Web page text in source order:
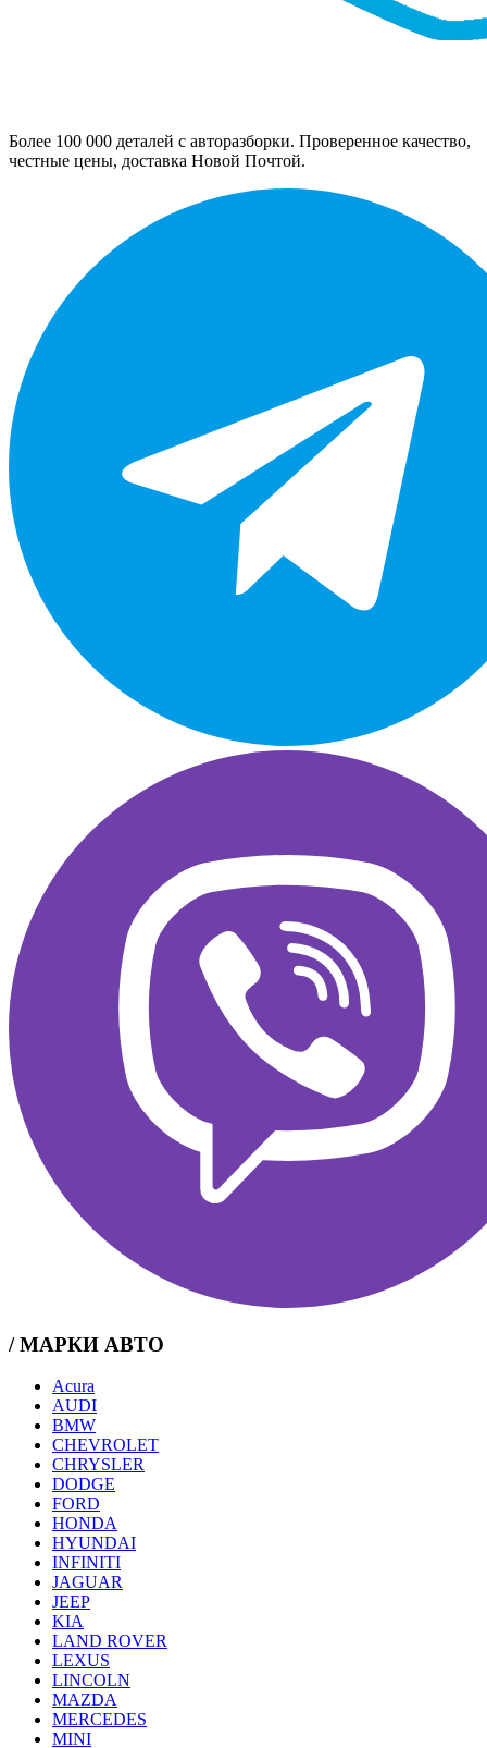
Более 100 000 деталей с авторазборки. Проверенное качество,
честные цены, доставка Новой Почтой.
/ МАРКИ АВТО
Acura
AUDI
BMW
CHEVROLET
CHRYSLER
DODGE
FORD
HONDA
HYUNDAI
INFINITI
JAGUAR
JEEP
KIA
LAND ROVER
LEXUS
LINCOLN
MAZDA
MERCEDES
MINI